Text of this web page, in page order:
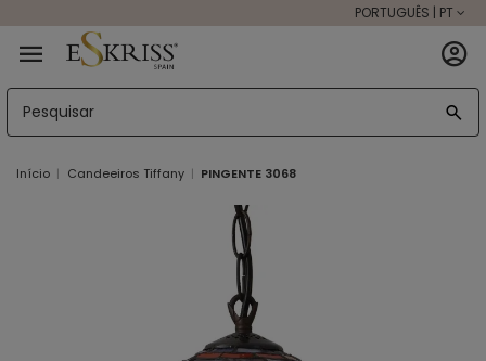
PORTUGUÊS | PT
Início Candeeiros Tiffany PINGENTE 3068